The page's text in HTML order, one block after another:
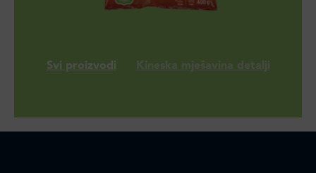
Svi proizvodi Kineska mješavina detalji